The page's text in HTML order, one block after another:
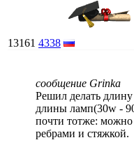
13161 4338
сообщение Grinka
Решил делать длину
длины ламп(30w -
почти тотже: можно
ребрами и стяжкой.